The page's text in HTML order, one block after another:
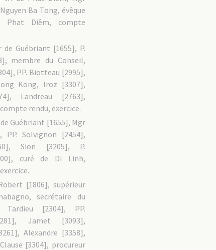
Ba Tong, évêque
Phat Diêm, compte
Guébriant [1655], P.
membre du Conseil,
PP. Biotteau [2995],
Kong, Iroz [3307],
Landreau [2763],
rendu, exercice.
Guébriant [1655], Mgr
PP. Solvignon [2454],
Sion [3205], P.
curé de Di Linh,
[1806], supérieur
secrétaire du
Tardieu [2304], PP.
Jamet [3093],
Alexandre [3358],
[3304], procureur